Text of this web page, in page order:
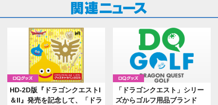
グッズ
HD-2D版『ドラゴンクエストI
＆II』発売を記念して、「ドラ
グッズ
「ドラゴンクエスト」シリー
ズからゴルフ用品ブランド